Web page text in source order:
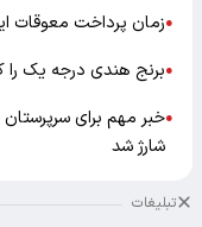
●زمان پرداخت معوقات
●برنج هندی درجه یک را
●
شارژ شد
تبلیغات